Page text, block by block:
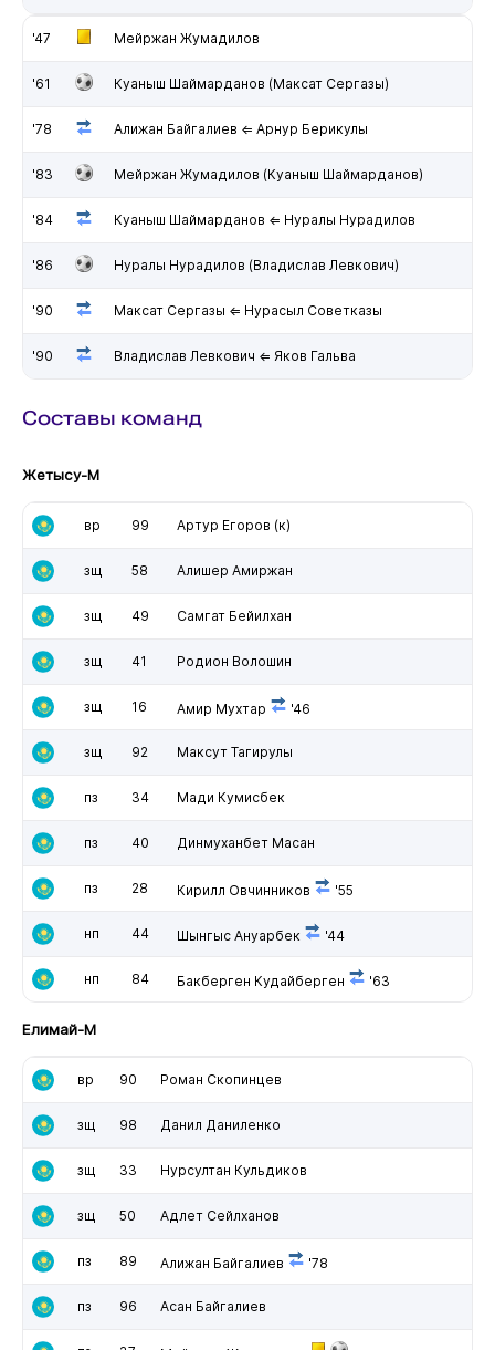
'47 Мейржан Жумадилов
'61 Куаныш Шаймарданов (Максат Сергазы)
'78 Алижан Байгалиев ⇐ Арнур Берикулы
'83 Мейржан Жумадилов (Куаныш Шаймарданов)
'84 Куаныш Шаймарданов ⇐ Нуралы Нурадилов
'86 Нуралы Нурадилов (Владислав Левкович)
'90 Максат Сергазы ⇐ Нурасыл Советказы
'90 Владислав Левкович ⇐ Яков Гальва
Составы команд
Жетысу-М
вр 99 Артур Егоров (к)
зщ 58 Алишер Амиржан
зщ 49 Самгат Бейилхан
зщ 41 Родион Волошин
зщ 16 Амир Мухтар '46
зщ 92 Максут Тагирулы
пз 34 Мади Кумисбек
пз 40 Динмуханбет Масан
пз 28 Кирилл Овчинников '55
нп 44 Шынгыс Ануарбек '44
нп 84 Бакберген Кудайберген '63
Елимай-М
вр 90 Роман Скопинцев
зщ 98 Данил Даниленко
зщ 33 Нурсултан Кульдиков
зщ 50 Адлет Сейлханов
пз 89 Алижан Байгалиев '78
пз 96 Асан Байгалиев